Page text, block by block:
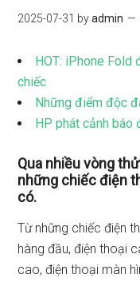
2025-07-31 byadmin
HOT: iPhone Fold
chiếc
Những điểm độc
HP phát cảnh báo
Qua nhiều vòng
những chiếc điện
có.
Từ những chiếc điện
hàng đầu, điện thoại
cao, điện thoại màn